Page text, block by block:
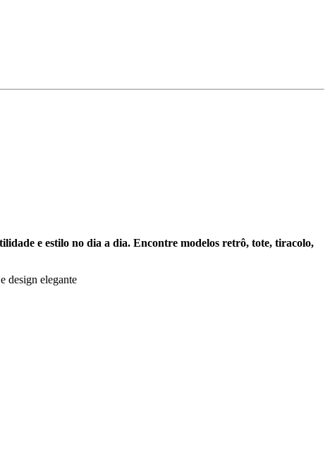
e estilo no dia a dia. Encontre modelos retrô, tote, tiracolo,
design elegante